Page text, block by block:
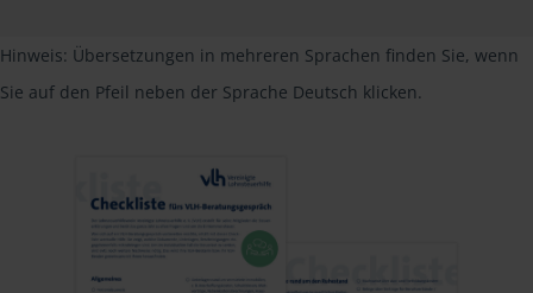
Hinweis: Übersetzungen in mehreren Sprachen finden Sie, wenn
Sie auf den Pfeil neben der Sprache Deutsch klicken.